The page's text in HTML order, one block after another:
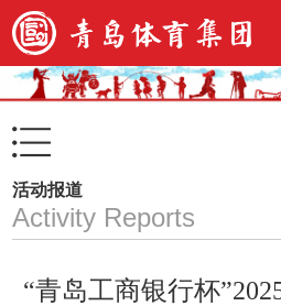
活动报道
Activity Reports
“青岛工商银行杯